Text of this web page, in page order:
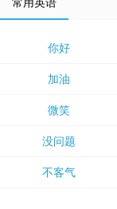
常用英语
你好
加油
微笑
没问题
不客气